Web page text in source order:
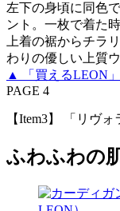
左下の身頃に同色
ント。一枚で着た
上着の裾からチラ
わりの優しい上質
▲ 「買えるLEON
PAGE 4
【Item3】 「リヴ
ふわふわの